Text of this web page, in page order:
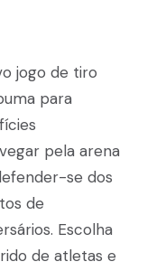
jogo de tiro
para
pela arena
se dos
de
Escolha
de atletas e